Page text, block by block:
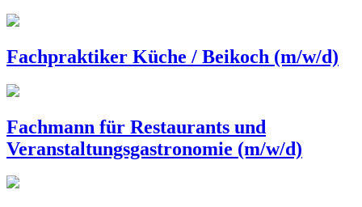
Fachpraktiker Küche / Beikoch (m/w/d)
Fachmann für Restaurants und
Veranstaltungsgastronomie (m/w/d)